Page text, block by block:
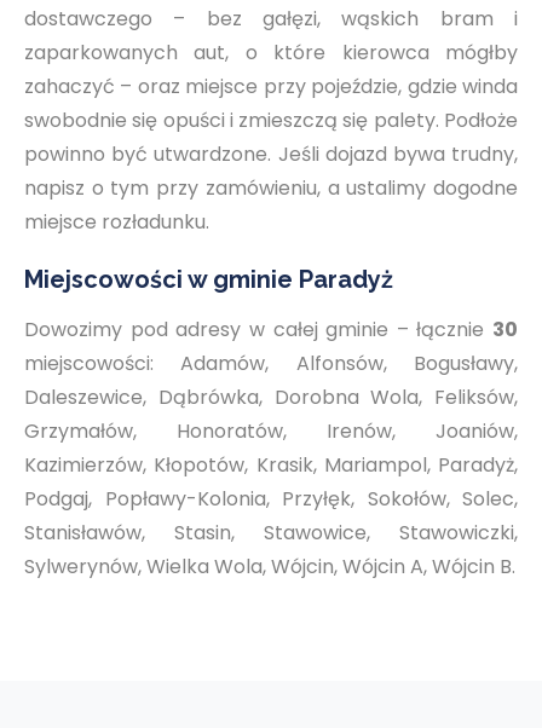
dostawczego – bez gałęzi, wąskich bram i
zaparkowanych aut, o które kierowca mógłby
zahaczyć – oraz miejsce przy pojeździe, gdzie winda
swobodnie się opuści i zmieszczą się palety. Podłoże
powinno być utwardzone. Jeśli dojazd bywa trudny,
napisz o tym przy zamówieniu, a ustalimy dogodne
miejsce rozładunku.
Miejscowości w gminie Paradyż
Dowozimy pod adresy w całej gminie – łącznie 30
miejscowości: Adamów, Alfonsów, Bogusławy,
Daleszewice, Dąbrówka, Dorobna Wola, Feliksów,
Grzymałów, Honoratów, Irenów, Joaniów,
Kazimierzów, Kłopotów, Krasik, Mariampol, Paradyż,
Podgaj, Popławy-Kolonia, Przyłęk, Sokołów, Solec,
Stanisławów, Stasin, Stawowice, Stawowiczki,
Sylwerynów, Wielka Wola, Wójcin, Wójcin A, Wójcin B.